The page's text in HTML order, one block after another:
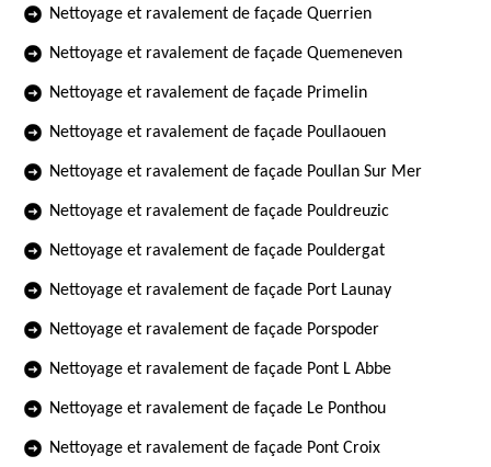
Nettoyage et ravalement de façade Querrien
Nettoyage et ravalement de façade Quemeneven
Nettoyage et ravalement de façade Primelin
Nettoyage et ravalement de façade Poullaouen
Nettoyage et ravalement de façade Poullan Sur Mer
Nettoyage et ravalement de façade Pouldreuzic
Nettoyage et ravalement de façade Pouldergat
Nettoyage et ravalement de façade Port Launay
Nettoyage et ravalement de façade Porspoder
Nettoyage et ravalement de façade Pont L Abbe
Nettoyage et ravalement de façade Le Ponthou
Nettoyage et ravalement de façade Pont Croix